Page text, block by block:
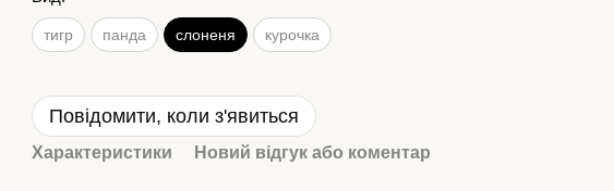
тигр панда слоненя курочка
Повідомити, коли з'явиться
Характеристики Новий відгук або коментар